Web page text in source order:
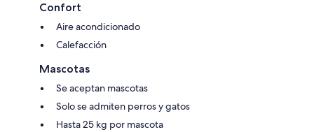
Confort
Aire acondicionado
Calefacción
Mascotas
Se aceptan mascotas
Solo se admiten perros y gatos
Hasta 25 kg por mascota